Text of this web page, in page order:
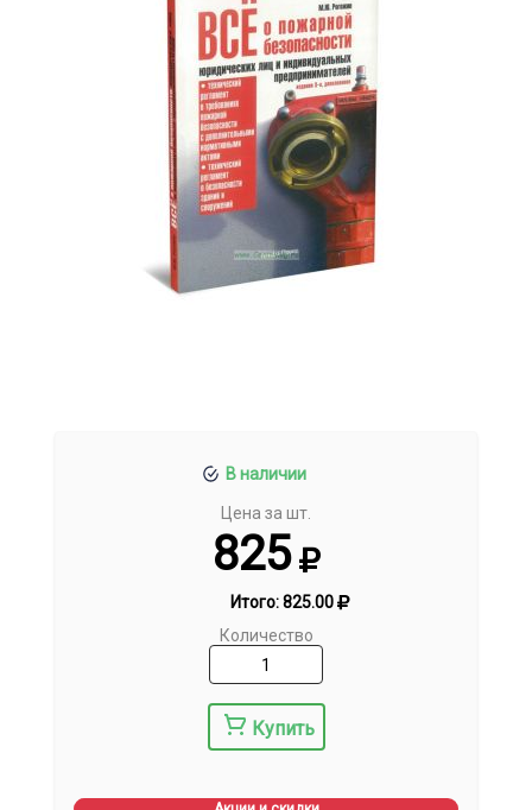
В наличии
Цена за шт.
825
Итого:825.00
Количество
Купить